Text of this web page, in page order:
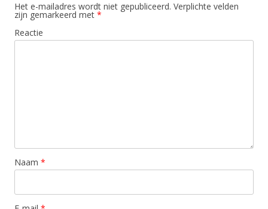
Het e-mailadres wordt niet gepubliceerd. Verplichte velden
zijn gemarkeerd met *
Reactie
Naam *